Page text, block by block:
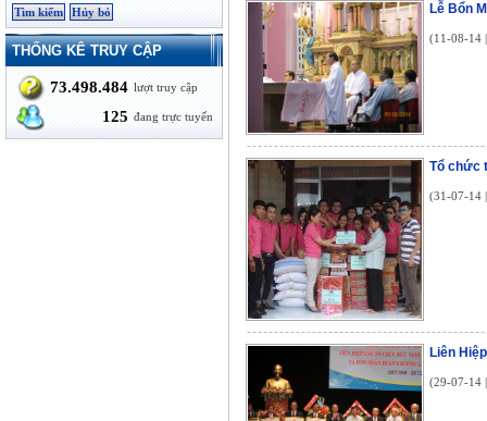
THỐNG KÊ TRUY CẬP
73.498.484 lượt truy cập
125 đang trực tuyến
Lễ Bổn
(11-08-14
Tổ chức
(31-07-14
Liên
(29-07-14